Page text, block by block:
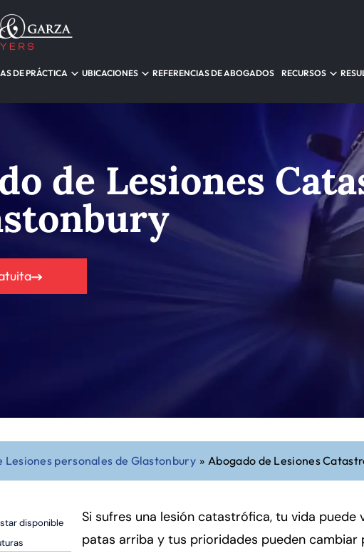
DE PRÁCTICA UBICACIONES REFERENCIAS DE ABOGADOS RECURSOS
de Lesiones
Lesiones personales de Glastonbury » Abogado de Lesiones
disponible
Si sufres una lesión catastrófica, tu vida puede
patas arriba y tus prioridades pueden cambiar